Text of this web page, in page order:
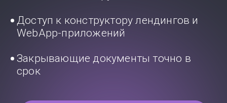
Доступ к конструктору лендингов и
WebApp-приложений
Закрывающие документы точно в
срок